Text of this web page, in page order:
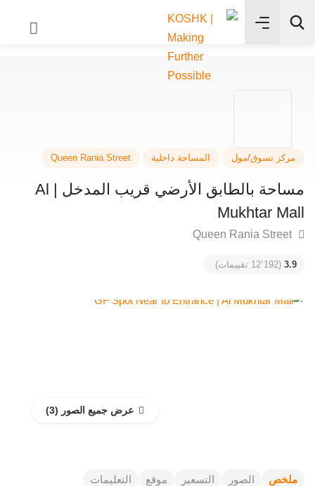
Mukhtar
عرض جميع الصور
ملخص الصور التسعير موقع التعليمات